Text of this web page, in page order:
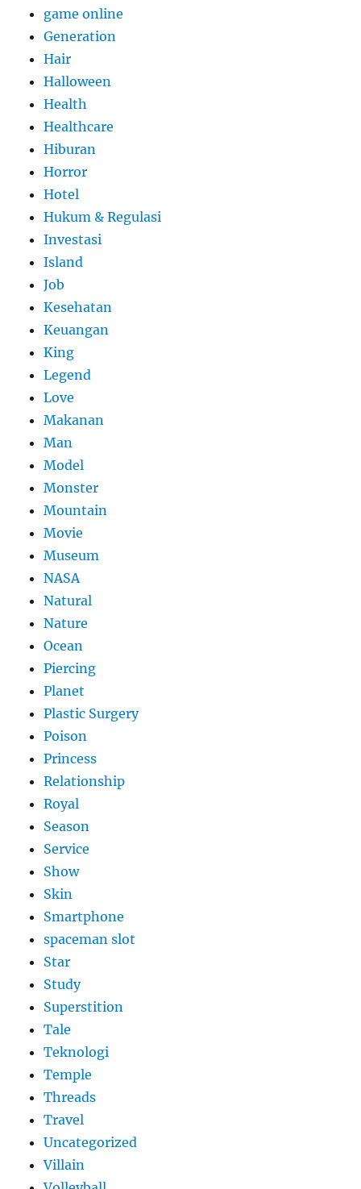
game online
Generation
Hair
Halloween
Health
Healthcare
Hiburan
Horror
Hotel
Hukum & Regulasi
Investasi
Island
Job
Kesehatan
Keuangan
King
Legend
Love
Makanan
Man
Model
Monster
Mountain
Movie
Museum
NASA
Natural
Nature
Ocean
Piercing
Planet
Plastic Surgery
Poison
Princess
Relationship
Royal
Season
Service
Show
Skin
Smartphone
spaceman slot
Star
Study
Superstition
Tale
Teknologi
Temple
Threads
Travel
Uncategorized
Villain